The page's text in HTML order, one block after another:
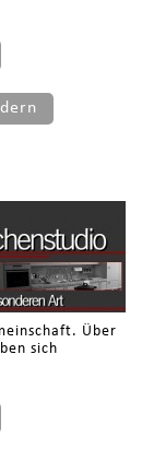
Über
sich